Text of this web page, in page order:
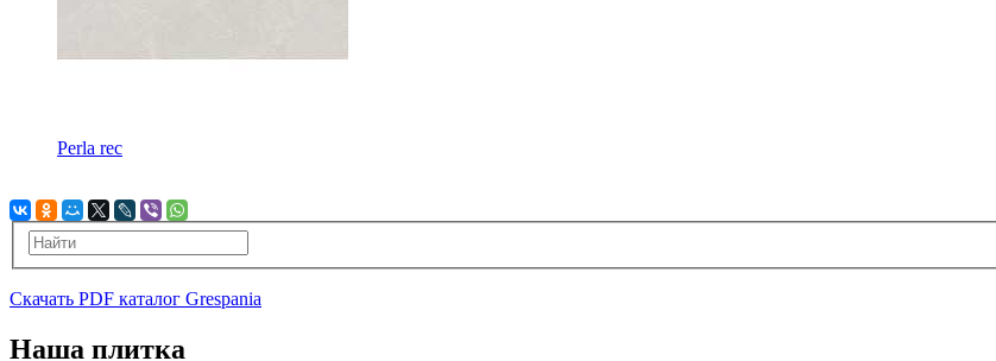
Perla rec
Скачать PDF каталог Grespania
Наша плитка